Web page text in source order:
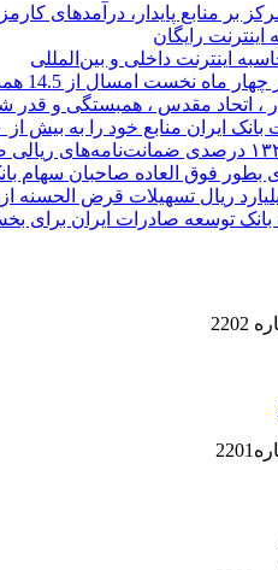
بر منابع پایدار، درآمدهای
رایگان
اینترنت داخلی و بین‌المللی
نخست امسال از 14.5 همت گذشت
، اتحاد مقدس ، همبستگی و
فوق العاده صاحبان سهام